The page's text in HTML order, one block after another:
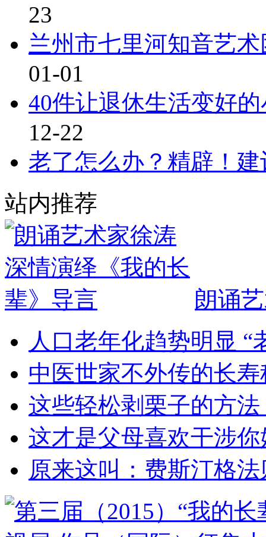
23
兰州市七里河知音艺
01-01
40件让退休生活变好
12-22
老了怎么办？精辟！
站内推荐
朗诵
人口老年化趋势明显 “
中医世家不外传的长寿
这些轻松剥栗子的方
这才是父母喜欢干涉
原来这叫：费斯汀格